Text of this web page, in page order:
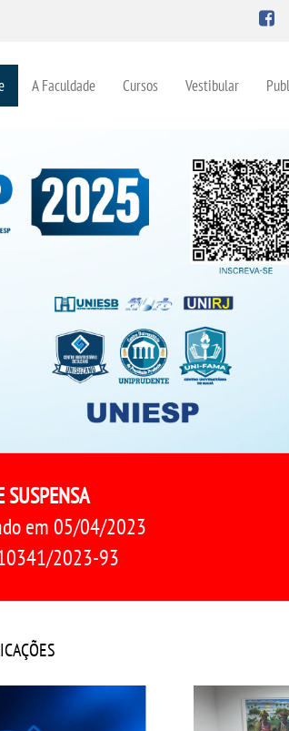
A Faculdade Cursos Vestibular
SUSPENSA
em 05/04/2023
2023-93